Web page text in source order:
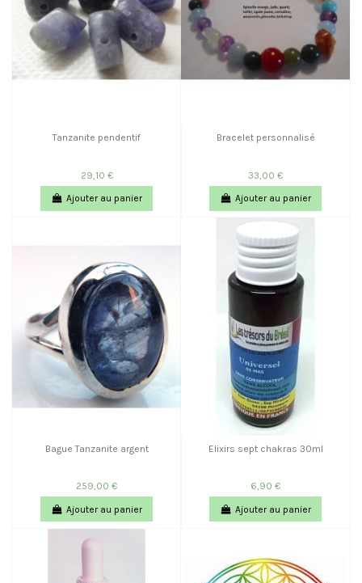
Tanzanite pendentif
29,10 €
Ajouter au panier
Bracelet personnalisé
33,00 €
Ajouter au panier
Bague Tanzanite argent
259,00 €
Ajouter au panier
Elixirs sept chakras 30ml
6,90 €
Ajouter au panier